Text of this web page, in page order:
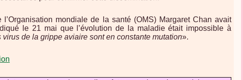
l’Organisation mondiale de la santé (OMS) Margaret Chan avait
le 21 mai que l’évolution de la maladie était impossible à
virus de la grippe aviaire sont en constante mutation».